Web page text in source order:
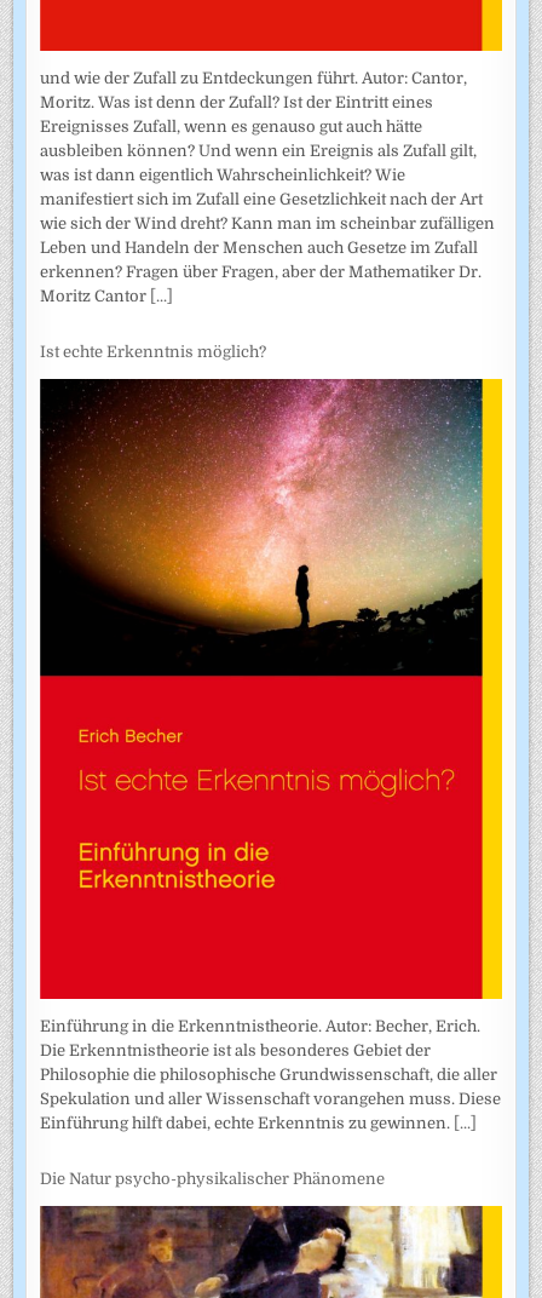
und wie der Zufall zu Entdeckungen führt. Autor: Cantor,
Moritz. Was ist denn der Zufall? Ist der Eintritt eines
Ereignisses Zufall, wenn es genauso gut auch hätte
ausbleiben können? Und wenn ein Ereignis als Zufall gilt,
was ist dann eigentlich Wahrscheinlichkeit? Wie
manifestiert sich im Zufall eine Gesetzlichkeit nach der Art
wie sich der Wind dreht? Kann man im scheinbar zufälligen
Leben und Handeln der Menschen auch Gesetze im Zufall
erkennen? Fragen über Fragen, aber der Mathematiker Dr.
Moritz Cantor [...]
Ist echte Erkenntnis möglich?
Einführung in die Erkenntnistheorie. Autor: Becher, Erich.
Die Erkenntnistheorie ist als besonderes Gebiet der
Philosophie die philosophische Grundwissenschaft, die aller
Spekulation und aller Wissenschaft vorangehen muss. Diese
Einführung hilft dabei, echte Erkenntnis zu gewinnen. [...]
Die Natur psycho-physikalischer Phänomene